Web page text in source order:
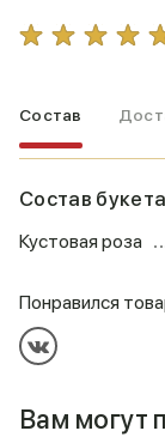
Состав
Состав букета
Кустовая роза
Понравился
Вам могут